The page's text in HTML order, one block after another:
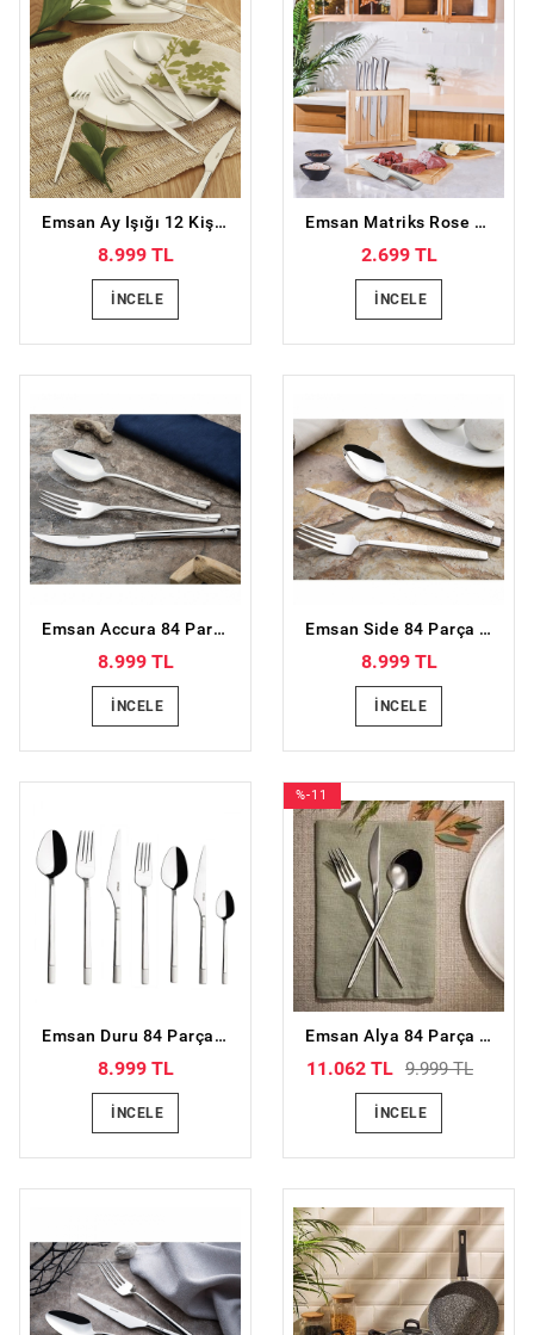
Emsan Ay Işığı 12 Kişilik 84 Parça Çatal Kaşık Bıçak Seti
8.999 TL
İNCELE
Emsan Matriks Rose Gold 7 Parça Bıçak Seti
2.699 TL
İNCELE
Emsan Accura 84 Parça 12 Kişilik Lüks Kutulu Çatal Kaşık Bıçak Seti
8.999 TL
İNCELE
Emsan Side 84 Parça Lüks Kutulu 12 Kişilik Çatal Kaşık Bıçak Seti
8.999 TL
İNCELE
Emsan Duru 84 Parça 12 Kişilik Lüks Kutulu Çatal Kaşık Bıçak Seti
8.999 TL
İNCELE
%-11
Emsan Alya 84 Parça 12 Kişilik Çatal Kaşık Bıçak Takımı Lüks Kutulu
11.062 TL 9.999 TL
İNCELE